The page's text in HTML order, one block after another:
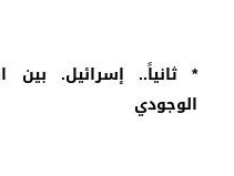
* ثانياً.. إسرائيل. بين
الوجودي